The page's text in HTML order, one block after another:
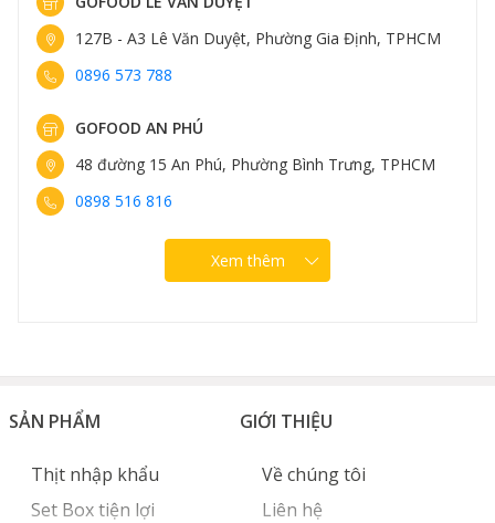
Nướng đồ ăn bằng nồi gang phủ gốm Chef Studio
127B - A3 Lê Văn Duyệt, Phường Gia Định, TPHCM
0896 573 788
GOFOOD AN PHÚ
48 đường 15 An Phú, Phường Bình Trưng, TPHCM
0898 516 816
Xem thêm
SẢN PHẨM
Thịt nhập khẩu
Set Box tiện lợi
GIỚI THIỆU
Về chúng tôi
Liên hệ